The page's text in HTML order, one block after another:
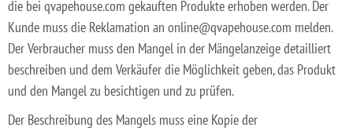
die bei qvapehouse.com gekauften Produkte erhoben werden. Der
Kunde muss die Reklamation an online@qvapehouse.com melden.
Der Verbraucher muss den Mangel in der Mängelanzeige detailliert
beschreiben und dem Verkäufer die Möglichkeit geben, das Produkt
und den Mangel zu besichtigen und zu prüfen.
Der Beschreibung des Mangels muss eine Kopie der